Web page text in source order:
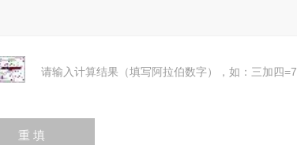
请输入计算结果（填写阿拉伯数字），如：三加四=7